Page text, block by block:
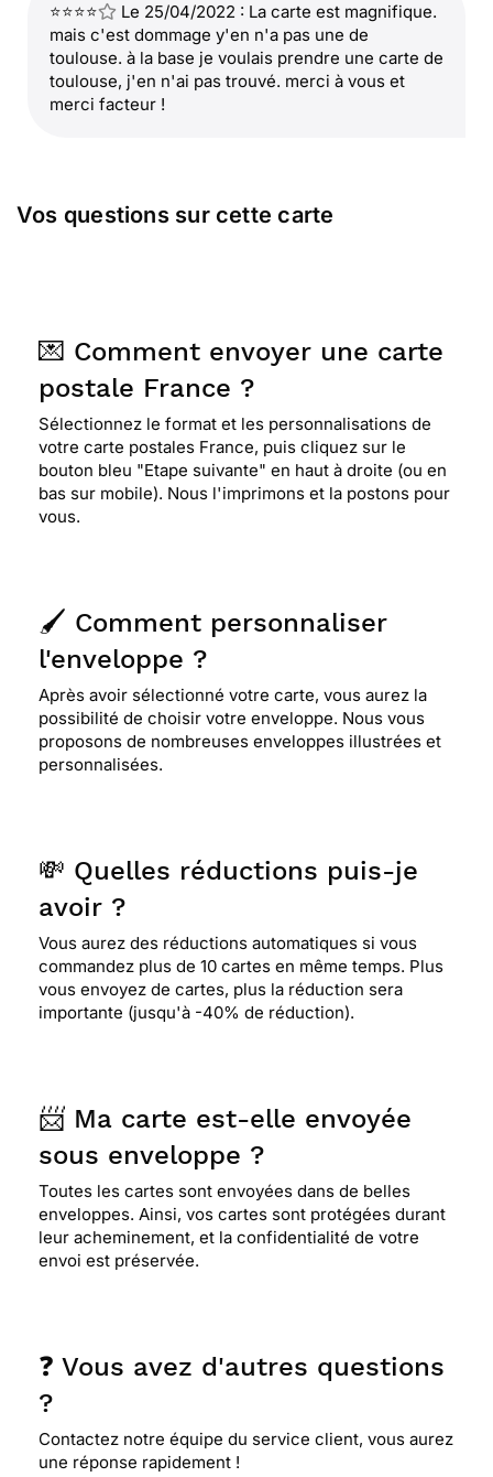
⭐⭐⭐⭐
Le 25/04/2022 : La carte est magnifique.
mais c'est dommage y'en n'a pas une de
toulouse. à la base je voulais prendre une carte de
toulouse, j'en n'ai pas trouvé. merci à vous et
merci facteur !
Vos questions sur cette carte
💌 Comment envoyer une carte
postale France ?
Sélectionnez le format et les personnalisations de
votre carte postales France, puis cliquez sur le
bouton bleu "Etape suivante" en haut à droite (ou en
bas sur mobile). Nous l'imprimons et la postons pour
vous.
🖌️ Comment personnaliser
l'enveloppe ?
Après avoir sélectionné votre carte, vous aurez la
possibilité de choisir votre enveloppe. Nous vous
proposons de nombreuses enveloppes illustrées et
personnalisées.
💸 Quelles réductions puis-je
avoir ?
Vous aurez des réductions automatiques si vous
commandez plus de 10 cartes en même temps. Plus
vous envoyez de cartes, plus la réduction sera
importante (jusqu'à -40% de réduction).
📨 Ma carte est-elle envoyée
sous enveloppe ?
Toutes les cartes sont envoyées dans de belles
enveloppes. Ainsi, vos cartes sont protégées durant
leur acheminement, et la confidentialité de votre
envoi est préservée.
❓ Vous avez d'autres questions
?
Contactez notre équipe du service client, vous aurez
une réponse rapidement !